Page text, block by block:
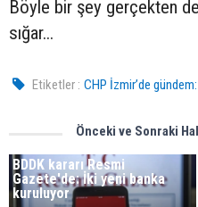
Böyle bir şey gerçekten
sığar...
Etiketler : CHP İzmir’de gündem:
Önceki ve Sonraki
BDDK kararı Resmi
Gazete'de: İki yeni banka
kuruluyor